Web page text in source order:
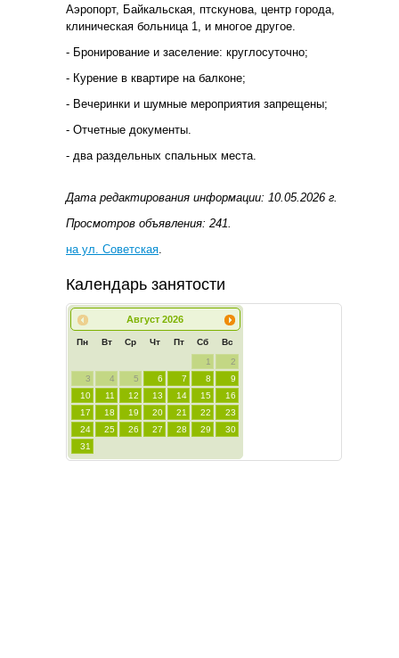
Аэропорт, Байкальская, птскунова, центр города,
клиническая больница 1, и многое другое.
- Бронирование и заселение: круглосуточно;
- Курение в квартире на балконе;
- Вечеринки и шумные мероприятия запрещены;
- Отчетные документы.
- два раздельных спальных места.
Дата редактирования информации: 10.05.2026 г.
Просмотров объявления: 241.
на ул. Советская
Календарь занятости
Август 2026
Пн Вт Ср Чт Пт Сб Вс
1
2
3
4 5 6 7 8
9
10
11 12 13 14 15
16
17
18 19 20 21 22
23
24
25 26 27 28 29
30
31